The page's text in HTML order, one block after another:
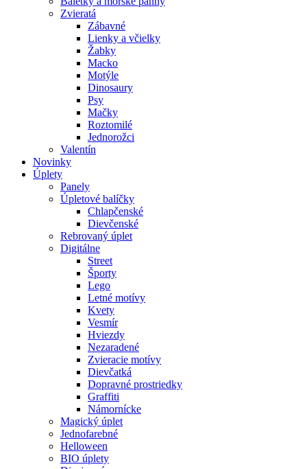
Zvieratá
Zábavné
Lienky a včielky
Žabky
Macko
Motýle
Dinosaury
Psy
Mačky
Roztomilé
Jednorožci
Valentín
Novinky
Úplety
Panely
Úpletové balíčky
Chlapčenské
Dievčenské
Rebrovaný úplet
Digitálne
Street
Športy
Lego
Letné motívy
Kvety
Vesmír
Hviezdy
Nezaradené
Zvieracie motívy
Dievčatká
Dopravné prostriedky
Graffiti
Námornícke
Magický úplet
Jednofarebné
Helloween
BIO úplety